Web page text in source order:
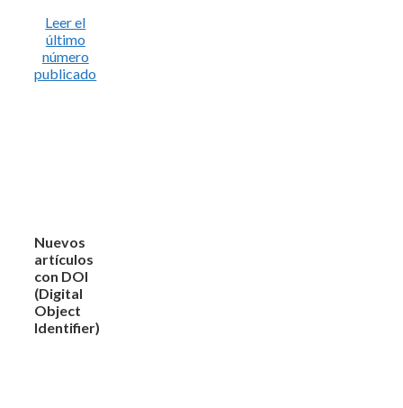
Leer el
último
número
publicado
Nuevos
artículos
con DOI
(Digital
Object
Identifier)